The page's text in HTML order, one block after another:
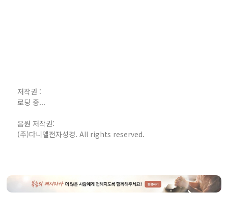
저작권 :
로딩 중...
음원 저작권:
(주)다니엘전자성경. All rights reserved.